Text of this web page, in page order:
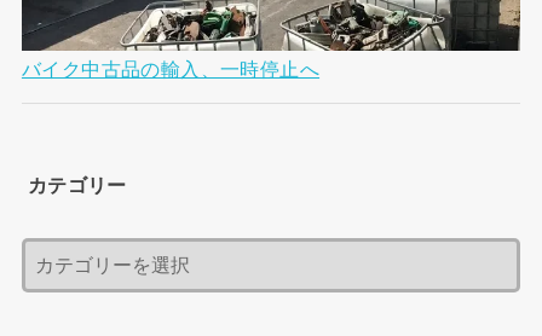
バイク中古品の輸入、一時停止へ
カテゴリー